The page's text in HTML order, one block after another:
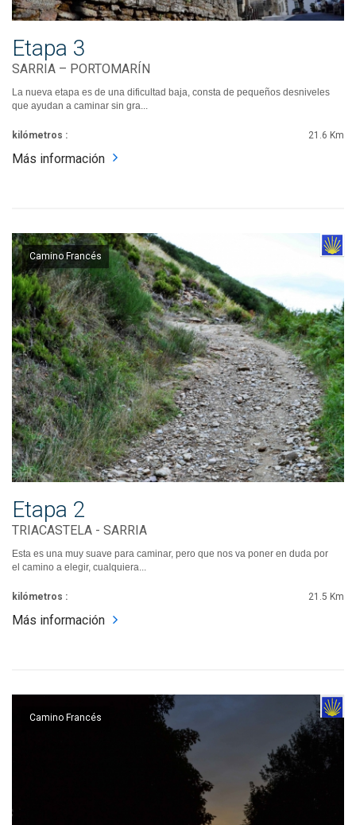
Etapa 3
SARRIA – PORTOMARÍN
La nueva etapa es de una dificultad baja, consta de pequeños desniveles
que ayudan a caminar sin gra...
kilómetros : 21.6 Km
Más información
Camino Francés
Etapa 2
TRIACASTELA - SARRIA
Esta es una muy suave para caminar, pero que nos va poner en duda por
el camino a elegir, cualquiera...
kilómetros : 21.5 Km
Más información
Camino Francés